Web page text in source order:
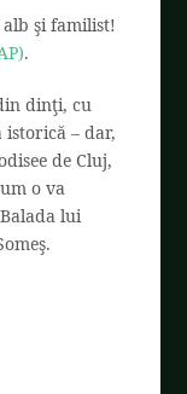
alb şi familist!
).
dinţi, cu
istorică – dar,
de Cluj,
o va
lui